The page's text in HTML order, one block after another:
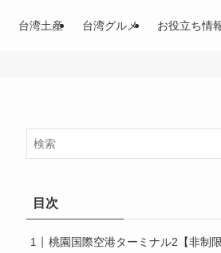
台湾土産 台湾グルメ お役立ち情
目次
桃園国際空港ターミナル2【非制限